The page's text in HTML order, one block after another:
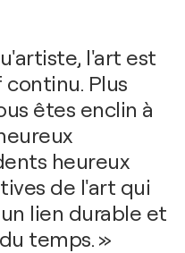
l'art est
Plus
êtes enclin à
heureux
de l'art qui
lien durable et
temps. »